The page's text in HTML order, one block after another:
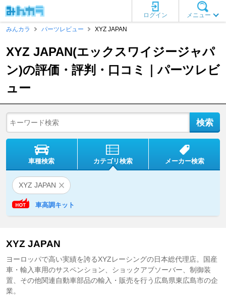
メニュー
ログイン
みんカラ
パーツレビュー XYZ JAPAN
XYZ JAPAN(エックスワイジージャパ
ン)の評価・評判・口コミ｜パーツレビ
ュー
車種検索 カテゴリ検索 メーカー検索
XYZ JAPAN
車高調キット
XYZ JAPAN
ヨーロッパで高い実績を誇るXYZレーシングの日本総代理店。国産
車・輸入車用のサスペンション、ショックアブソーバー、制御装
置、その他関連自動車部品の輸入・販売を行う広島県東広島市の企
業。